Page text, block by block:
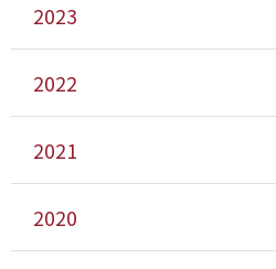
2023
2022
2021
2020